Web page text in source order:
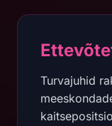
Turvajuhid